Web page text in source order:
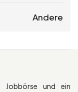
Andere
Jobbörse und ein